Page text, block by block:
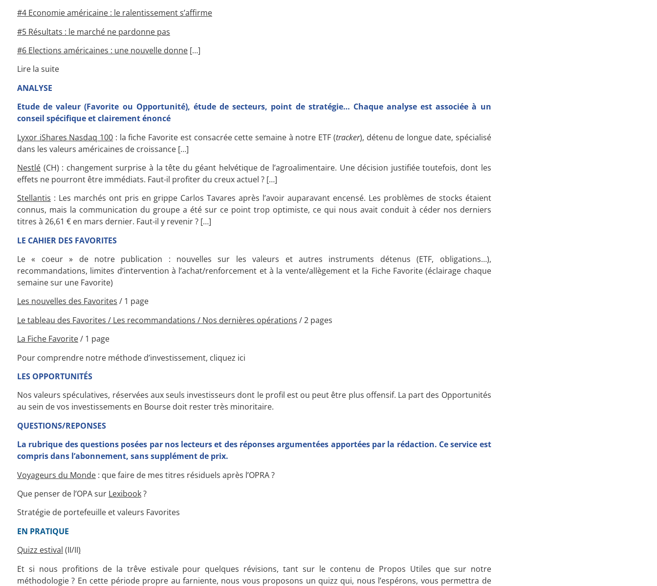
#4 Economie américaine : le ralentissement s’affirme
#5 Résultats : le marché ne pardonne pas
#6 Elections américaines : une nouvelle donne […]
Lire la suite
ANALYSE
Etude de valeur (Favorite ou Opportunité), étude de secteurs, point de stratégie… Chaque analyse est associée à un
conseil spécifique et clairement énoncé
Lyxor iShares Nasdaq 100 : la fiche Favorite est consacrée cette semaine à notre ETF (tracker), détenu de longue date, spécialisé
dans les valeurs américaines de croissance […]
Nestlé (CH) : changement surprise à la tête du géant helvétique de l’agroalimentaire. Une décision justifiée toutefois, dont les
effets ne pourront être immédiats. Faut-il profiter du creux actuel ? […]
Stellantis : Les marchés ont pris en grippe Carlos Tavares après l’avoir auparavant encensé. Les problèmes de stocks étaient
connus, mais la communication du groupe a été sur ce point trop optimiste, ce qui nous avait conduit à céder nos derniers
titres à 26,61 € en mars dernier. Faut-il y revenir ? […]
LE CAHIER DES FAVORITES
Le « coeur » de notre publication : nouvelles sur les valeurs et autres instruments détenus (ETF, obligations…),
recommandations, limites d’intervention à l’achat/renforcement et à la vente/allègement et la Fiche Favorite (éclairage chaque
semaine sur une Favorite)
Les nouvelles des Favorites / 1 page
Le tableau des Favorites / Les recommandations / Nos dernières opérations / 2 pages
La Fiche Favorite/ 1 page
Pour comprendre notre méthode d’investissement, cliquez ici
LES OPPORTUNITÉS
Nos valeurs spéculatives, réservées aux seuls investisseurs dont le profil est ou peut être plus offensif. La part des Opportunités
au sein de vos investissements en Bourse doit rester très minoritaire.
QUESTIONS/REPONSES
La rubrique des questions posées par nos lecteurs et des réponses argumentées apportées par la rédaction. Ce service est
compris dans l’abonnement, sans supplément de prix.
Voyageurs du Monde : que faire de mes titres résiduels après l’OPRA ?
Que penser de l’OPA sur Lexibook?
Stratégie de portefeuille et valeurs Favorites
EN PRATIQUE
Quizz estival (II/II)
Et si nous profitions de la trêve estivale pour quelques révisions, tant sur le contenu de Propos Utiles que sur notre
méthodologie ? En cette période propre au farniente, nous vous proposons un quizz qui, nous l’espérons, vous permettra de